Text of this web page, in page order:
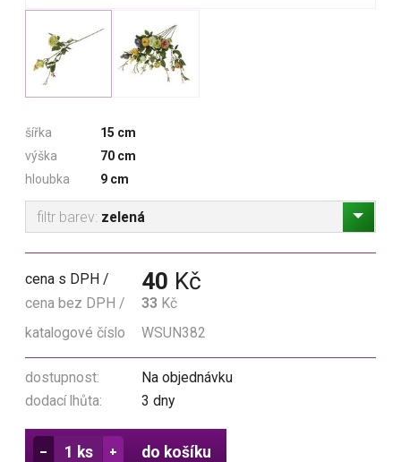
šířka
15 cm
výška
70 cm
hloubka
9 cm
filtr barev: zelená
cena s DPH 40 Kč
cena bez DPH 33 Kč
katalogové číslo
WSUN382
dostupnost:
Na objednávku
dodací lhůta:
3 dny
do košíku